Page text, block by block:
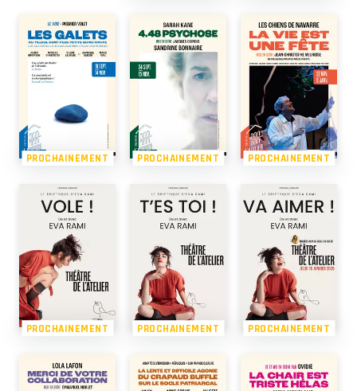
PROCHAINEMENT PROCHAINEMENT PROCHAINEMENT
PROCHAINEMENT PROCHAINEMENT PROCHAINEMENT